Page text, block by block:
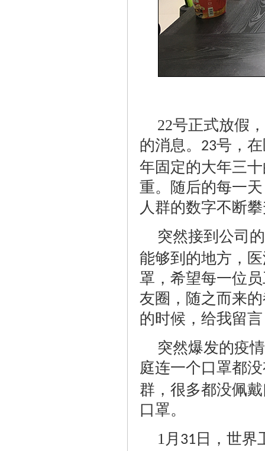
22号正式放假
的消息。
23号，
年固定的大年三
重。随后的每一
人群的数字不断
突然接到公司
能够到的地方，
罩，希望每一位
友圈，随之而来
的时候，给我留
突然爆发的疫
庭连一个口罩都
群，很多都没佩
口罩。
1月 31日，世界